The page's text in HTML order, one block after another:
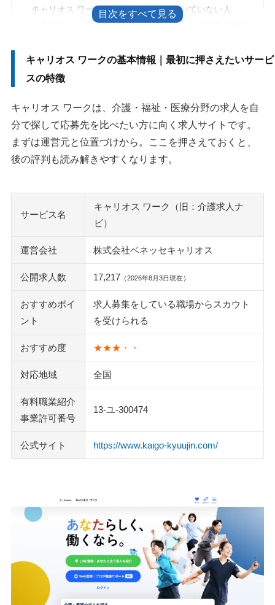
キャリオス ワークが向いている人・向いていない人
会員登録は必要？登録前に見られる範囲と登録後の機能
たい項目
スカウトが届いたら何を確認する？返信の目安と断り方
キャリオス ワークのよくある質問｜利用前に気になる点をま
とめて確認
キャリオス ワークの電話番号はどこ？問い合わせ先の確
応募後に連絡が来ないときの対処法
利用料金はかかる？
キャリオス ワークは派遣会社？求人サイトとの違い
退会後もメールが届く？配信停止と通知設定の手順
キャリオス ワーク以外も見ておきたい方へ｜おすすめ転職サ
キャリアインデックス（介護）
ほっ介護
かいご畑
ウィルオブ介護
かいごGarden
ウェルミージョブ
キャリオススタッフ介護
レバウェル介護
介護ワーカー
執筆者・監修者のmotoについて
キャリオス ワークの基本情報｜最初に押さえたいサービ
スの特徴
キャリオス ワークは、介護・福祉・医療分野の求人を自
分で探して応募先を比べたい方に向く求人サイトです。
まずは運営元と位置づけから。ここを押さえておくと、
後の評判も読み解きやすくなります。
サービス名
キャリオス ワーク（旧：介護求人ナ
ビ）
運営会社 株式会社ベネッセキャリオス
公開求人数 17,217 （2026年8月3日現在）
おすすめポイ
ント
求人募集をしている職場からスカウト
を受けられる
おすすめ度 ★★★・・
対応地域 全国
有料職業紹介
事業許可番号
13-ユ-300474
公式サイト https://www.kaigo-kyuujin.com/